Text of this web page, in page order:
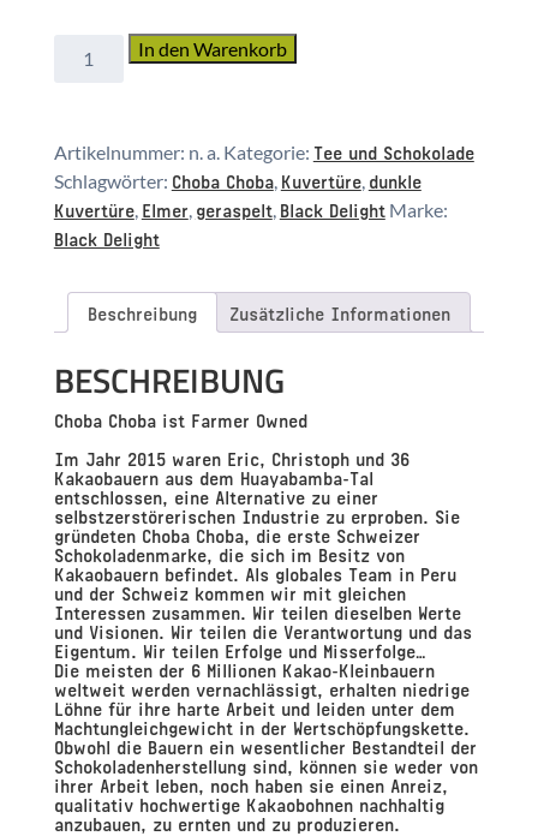
geraspelt
Black
Delight
Menge
In den Warenkorb
Artikelnummer: n. a. Kategorie: Tee und Schokolade
Schlagwörter: Choba Choba, Kuvertüre, dunkle
Kuvertüre, Elmer geraspelt, Black Delight Marke:
Black Delight
Beschreibung Zusätzliche Informationen
BESCHREIBUNG
Choba Choba ist Farmer Owned
Im Jahr 2015 waren Eric, Christoph und 36
Kakaobauern aus dem Huayabamba-Tal
entschlossen, eine Alternative zu einer
selbstzerstörerischen Industrie zu erproben. Sie
gründeten Choba Choba, die erste Schweizer
Schokoladenmarke, die sich im Besitz von
Kakaobauern befindet. Als globales Team in Peru
und der Schweiz kommen wir mit gleichen
Interessen zusammen. Wir teilen dieselben Werte
und Visionen. Wir teilen die Verantwortung und das
Eigentum. Wir teilen Erfolge und Misserfolge…
Die meisten der 6 Millionen Kakao-Kleinbauern
weltweit werden vernachlässigt, erhalten niedrige
Löhne für ihre harte Arbeit und leiden unter dem
Machtungleichgewicht in der Wertschöpfungskette.
Obwohl die Bauern ein wesentlicher Bestandteil der
Schokoladenherstellung sind, können sie weder von
ihrer Arbeit leben, noch haben sie einen Anreiz,
qualitativ hochwertige Kakaobohnen nachhaltig
anzubauen, zu ernten und zu produzieren.